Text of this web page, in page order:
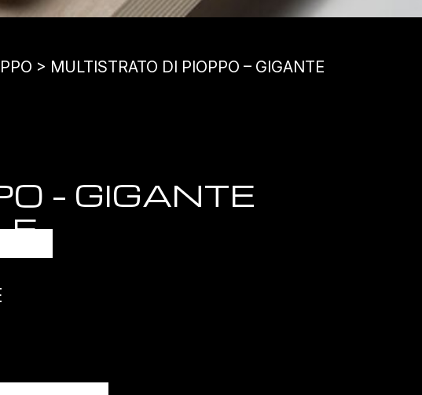
> MULTISTRATO DI PIOPPO – GIGANTE
– GIGANTE